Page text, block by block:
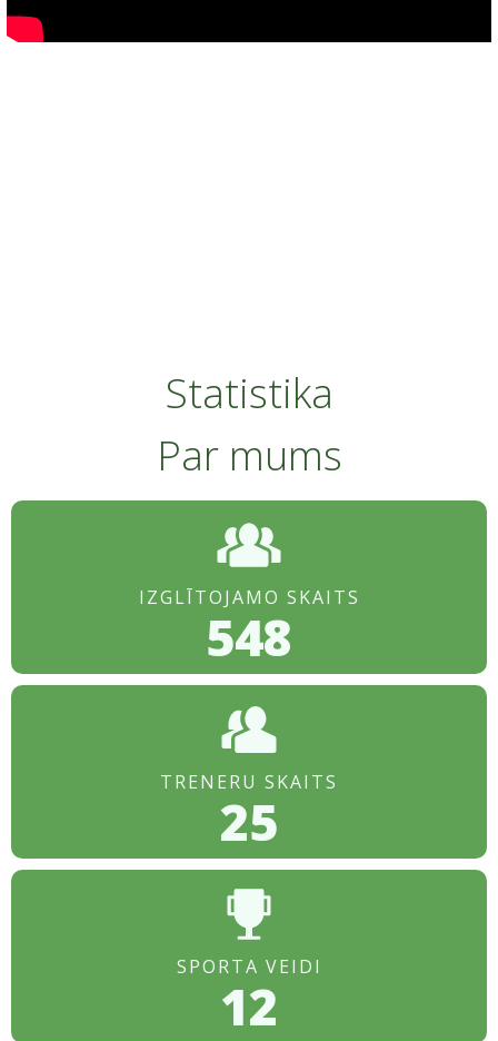
Statistika
Par mums
IZGLĪTOJAMO SKAITS
548
TRENERU SKAITS
25
SPORTA VEIDI
12